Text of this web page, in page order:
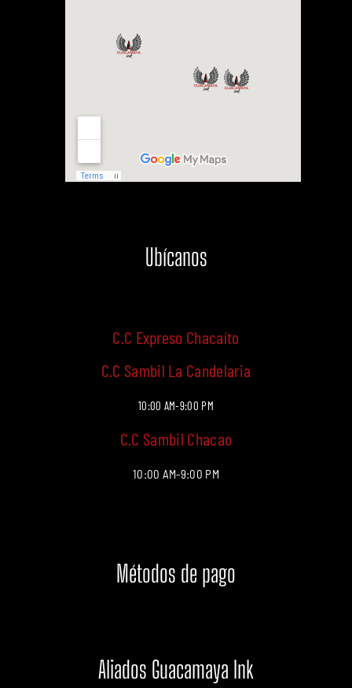
Ubícanos
C.C Expreso Chacaíto
C.C Sambil La Candelaria
10:00 AM-9:00 PM
C.C Sambil Chacao
10:00 AM-9:00 PM
Métodos de pago
Aliados Guacamaya Ink